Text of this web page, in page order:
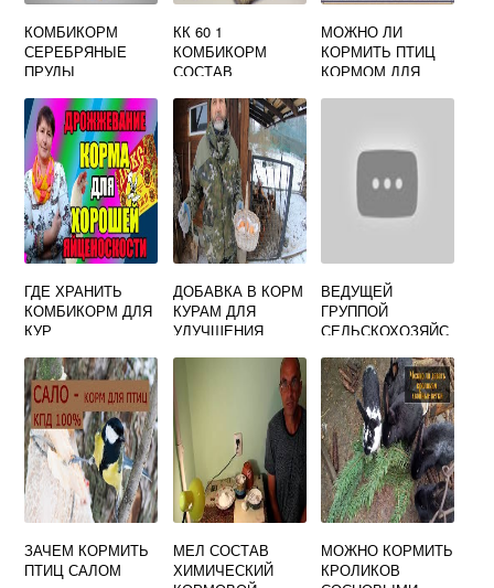
КОМБИКОРМ
СЕРЕБРЯНЫЕ
ПРУДЫ
КК 60 1
КОМБИКОРМ
СОСТАВ
МОЖНО ЛИ
КОРМИТЬ ПТИЦ
КОРМОМ ДЛЯ
ГДЕ ХРАНИТЬ
КОМБИКОРМ ДЛЯ
КУР
ДОБАВКА В КОРМ
КУРАМ ДЛЯ
УЛУЧШЕНИЯ
ВЕДУЩЕЙ
ГРУППОЙ
СЕЛЬСКОХОЗЯЙС
КУЛЬТУР
ЯВЛЯЮТСЯ
ТЕХНИЧЕСКИЕ
ЗЕРНОВЫЕ
КОРМОВЫЕ
САДОВЫЕ
ЗАЧЕМ КОРМИТЬ
ПТИЦ САЛОМ
МЕЛ СОСТАВ
ХИМИЧЕСКИЙ
МОЖНО КОРМИТЬ
КРОЛИКОВ